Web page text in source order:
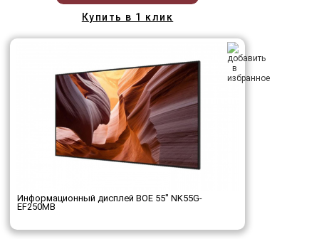
Купить в 1 клик
Информационный дисплей BOE 55" NK55G-
EF250MB